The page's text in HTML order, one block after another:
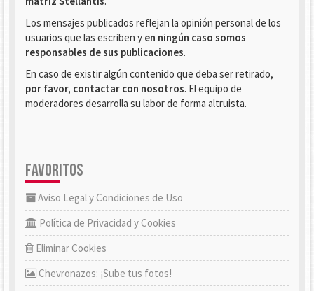
Los mensajes publicados reflejan la opinión personal de los
usuarios que las escriben y en ningún caso somos
responsables de sus publicaciones.
En caso de existir algún contenido que deba ser retirado,
por favor, contactar con nosotros. El equipo de
moderadores desarrolla su labor de forma altruista.
FAVORITOS
Aviso Legal y Condiciones de Uso
Política de Privacidad y Cookies
Eliminar Cookies
Chevronazos: ¡Sube tus fotos!